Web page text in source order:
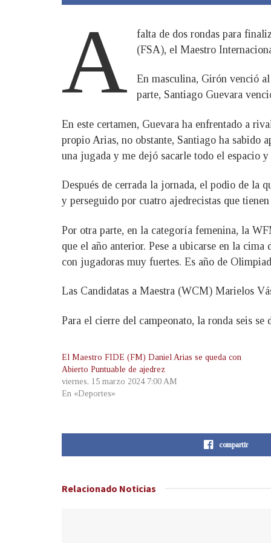
A
falta de dos rondas para
(FSA), el Maestro
En masculina, Girón venció
parte, Santiago Guevara
En este certamen, Guevara ha enfrentado a
propio Arias, no obstante, Santiago ha sabido
una jugada y me dejó sacarle todo el espacio y
Después de cerrada la jornada, el podio de la
y perseguido por cuatro ajedrecistas que
Por otra parte, en la categoría femenina, la
que el año anterior. Pese a ubicarse en la
con jugadoras muy fuertes. Es año de
Las Candidatas a Maestra (WCM) Marielos
Para el cierre del campeonato, la ronda seis
El Maestro FIDE (FM) Daniel Arias se queda con
Abierto Puntuable de ajedrez
viernes, 15 marzo 2024 7:00 AM
En «Deportes»
compartir
Relacionado Noticias